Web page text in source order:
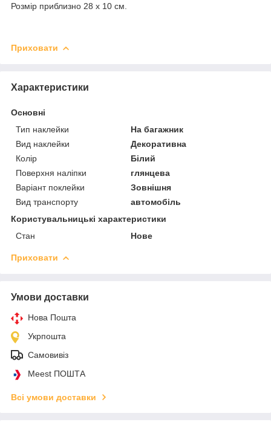
Розмір приблизно 28 х 10 см.
Приховати
Характеристики
Основні
Тип наклейки
На багажник
Вид наклейки
Декоративна
Колір
Білий
Поверхня наліпки
глянцева
Варіант поклейки
Зовнішня
Вид транспорту
автомобіль
Користувальницькі характеристики
Стан
Нове
Приховати
Умови доставки
Нова Пошта
Укрпошта
Самовивіз
Meest ПОШТА
Всі умови доставки